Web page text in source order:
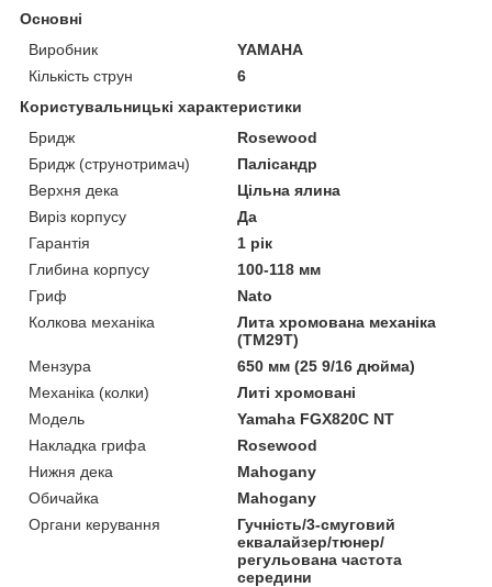
Основні
Виробник
YAMAHA
Кількість струн
6
Користувальницькі характеристики
Бридж
Rosewood
Бридж (струнотримач)
Палісандр
Верхня дека
Цільна ялина
Виріз корпусу
Да
Гарантія
1 рік
Глибина корпусу
100-118 мм
Гриф
Nato
Колкова механіка
Лита хромована механіка
(TM29T)
Мензура
650 мм (25 9/16 дюйма)
Механіка (колки)
Литі хромовані
Мoдель
Yamaha FGX820C NT
Накладка грифа
Rosewood
Нижня дека
Mahogany
Обичайка
Mahogany
Органи керування
Гучність/3-смуговий
еквалайзер/тюнер/
регульована частота
середини